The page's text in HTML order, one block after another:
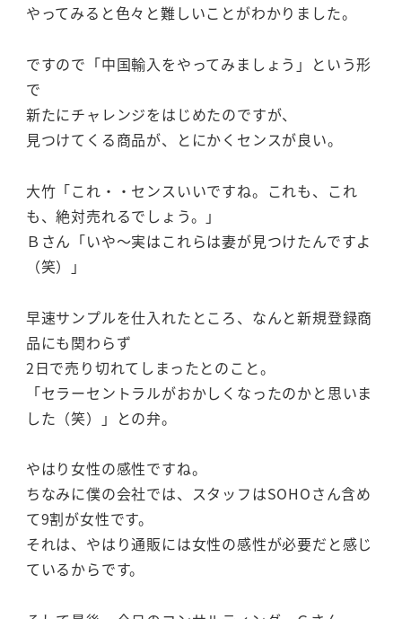
やってみると色々と難しいことがわかりました。
ですので「中国輸入をやってみましょう」という形
で
新たにチャレンジをはじめたのですが、
見つけてくる商品が、とにかくセンスが良い。
大竹「これ・・センスいいですね。これも、これ
も、絶対売れるでしょう。」
Ｂさん「いや～実はこれらは妻が見つけたんですよ
（笑）」
早速サンプルを仕入れたところ、なんと新規登録商
品にも関わらず
2日で売り切れてしまったとのこと。
「セラーセントラルがおかしくなったのかと思いま
した（笑）」との弁。
やはり女性の感性ですね。
ちなみに僕の会社では、スタッフはSOHOさん含め
て9割が女性です。
それは、やはり通販には女性の感性が必要だと感じ
ているからです。